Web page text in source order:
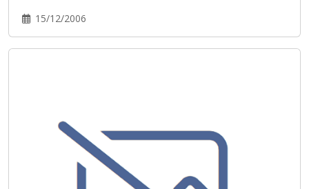
15/12/2006